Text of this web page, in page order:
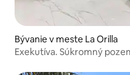
Bývanie v meste La Orilla
Exekutíva. Súkromný